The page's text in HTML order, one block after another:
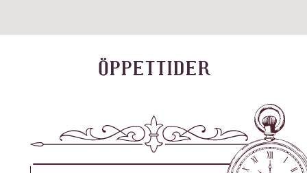
ÖPPETTIDER